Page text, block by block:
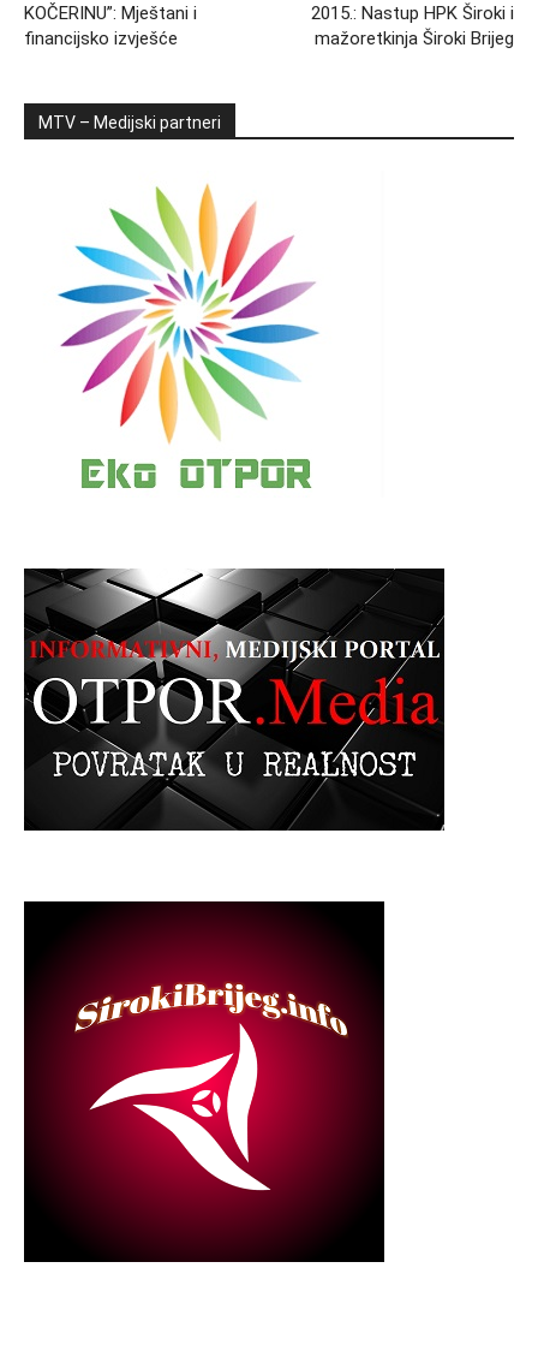
KOČERINU”: Mještani i
financijsko izvješće
2015.: Nastup HPK Široki i
mažoretkinja Široki Brijeg
MTV – Medijski partneri